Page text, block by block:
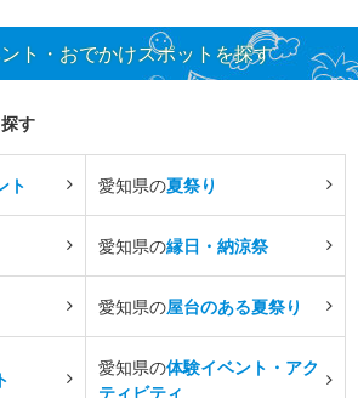
ト・おでかけスポットを探す
す
ト 愛知県の夏祭り
愛知県の縁日・納涼祭
愛知県の屋台のある夏祭り
愛知県の体験イベント・アク
ティビティ